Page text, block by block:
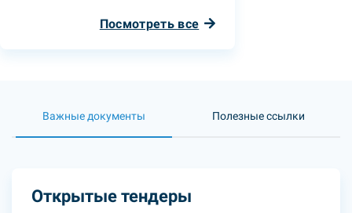
Посмотреть все
Важные документы Полезные ссылки
Открытые тендеры